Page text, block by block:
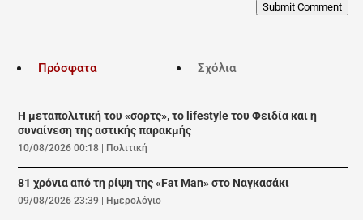
Submit Comment
Πρόσφατα Σχόλια
Η μεταπολιτική του «σορτς», το lifestyle του Φειδία και η
συναίνεση της αστικής παρακμής
10/08/2026 00:18 Πολιτική
81 χρόνια από τη ρίψη της «Fat Man» στο Ναγκασάκι
09/08/2026 23:39 Ημερολόγιο